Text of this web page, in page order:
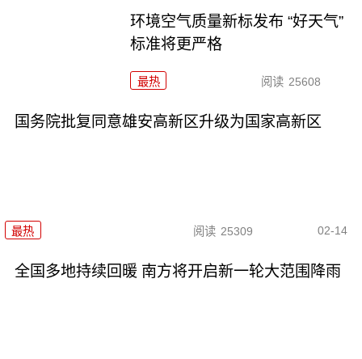
环境空气质量新标发布 “好天气”
标准将更严格
最热 阅读 25608
国务院批复同意雄安高新区升级为国家高新区
最热 阅读 25309 02-14
全国多地持续回暖 南方将开启新一轮大范围降雨